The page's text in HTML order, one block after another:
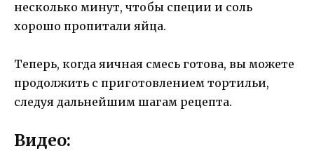
несколько минут, чтобы специи и соль
хорошо пропитали яйца.
Теперь, когда яичная смесь готова, вы можете
продолжить с приготовлением тортильи,
следуя дальнейшим шагам рецепта.
Видео: